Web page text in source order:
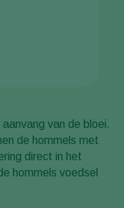
van de bloei.
de hommels met
direct in het
hommels voedsel